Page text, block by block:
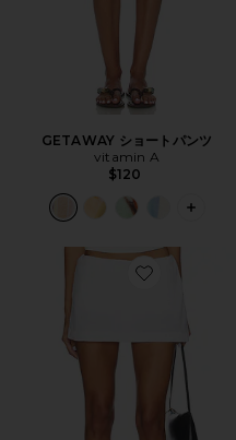
GETAWAY ショートパンツ
vitamin A
$120
PLUS
Favorite MY